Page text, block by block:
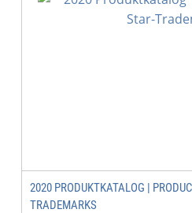
2020 PRODUKTKATALOG |
TRADEMARKS